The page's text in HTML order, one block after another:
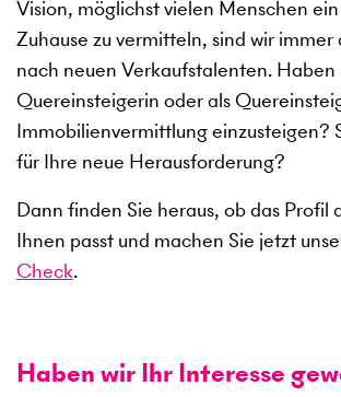
Vision, möglichst vielen Menschen
Zuhause zu vermitteln, sind wir immer
nach neuen Verkaufstalenten. Haben
Quereinsteigerin oder als
Immobilienvermittlung einzusteigen?
für Ihre neue Herausforderung?
Dann finden Sie heraus, ob das Profil
Ihnen passt und machen Sie jetzt
Check.
Haben wir Ihr Interesse